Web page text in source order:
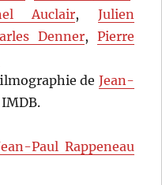
Auclair, Julien
Denner, Pierre
de Jean-
Paul Rappeneau